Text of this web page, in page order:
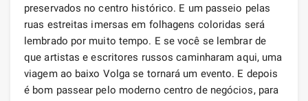
preservados no centro histórico. E um passeio pelas
ruas estreitas imersas em folhagens coloridas será
lembrado por muito tempo. E se você se lembrar de
que artistas e escritores russos caminharam aqui, uma
viagem ao baixo Volga se tornará um evento. E depois
é bom passear pelo moderno centro de negócios, para